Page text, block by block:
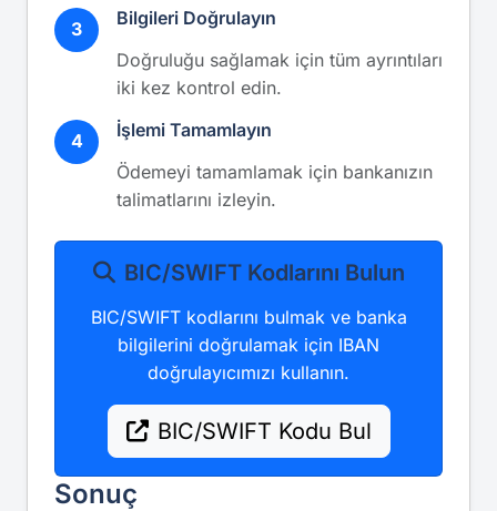
3
Bilgileri Doğrulayın
Doğruluğu sağlamak için tüm ayrıntıları
iki kez kontrol edin.
4
İşlemi Tamamlayın
Ödemeyi tamamlamak için bankanızın
talimatlarını izleyin.
BIC/SWIFT Kodlarını Bulun
BIC/SWIFT kodlarını bulmak ve banka
bilgilerini doğrulamak için IBAN
doğrulayıcımızı kullanın.
BIC/SWIFT Kodu Bul
Sonuç